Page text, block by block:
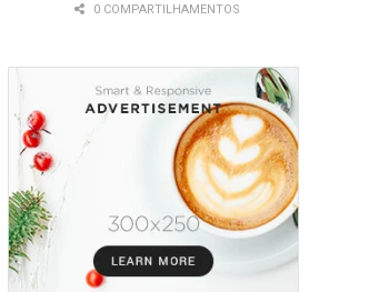
0 COMPARTILHAMENTOS